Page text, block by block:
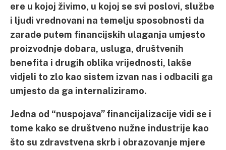
ere u kojoj živimo, u kojoj se svi poslovi, službe
i ljudi vrednovani na temelju sposobnosti da
zarade putem financijskih ulaganja umjesto
proizvodnje dobara, usluga, društvenih
benefita i drugih oblika vrijednosti, lakše
vidjeli to zlo kao sistem izvan nas i odbacili ga
umjesto da ga internaliziramo.
Jedna od “nuspojava” financijalizacije vidi se i
tome kako se društveno nužne industrije kao
što su zdravstvena skrb i obrazovanje mjere